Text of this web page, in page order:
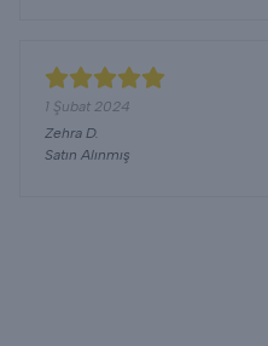
1 Şubat 2024
Zehra D.
Satın Alınmış